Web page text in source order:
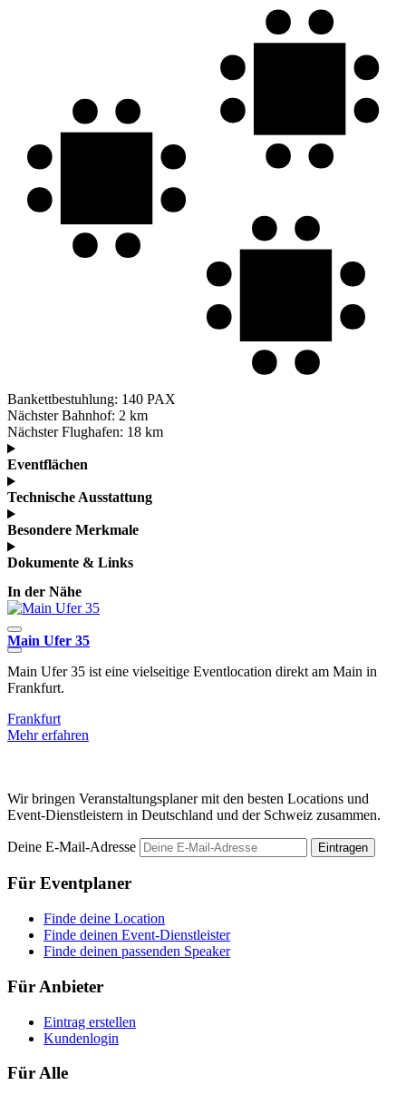
Bankettbestuhlung: 140 PAX
Nächster Bahnhof: 2 km
Nächster Flughafen: 18 km
Eventflächen
Technische Ausstattung
Besondere Merkmale
Dokumente & Links
In der Nähe
Main Ufer 35
Main Ufer 35 ist eine vielseitige Eventlocation direkt am Main in
Frankfurt.
Frankfurt
Mehr erfahren
Wir bringen Veranstaltungsplaner mit den besten Locations und
Event-Dienstleistern in Deutschland und der Schweiz zusammen.
Deine E-Mail-Adresse Eintragen
Für Eventplaner
Finde deine Location
Finde deinen Event-Dienstleister
Finde deinen passenden Speaker
Für Anbieter
Eintrag erstellen
Kundenlogin
Für Alle